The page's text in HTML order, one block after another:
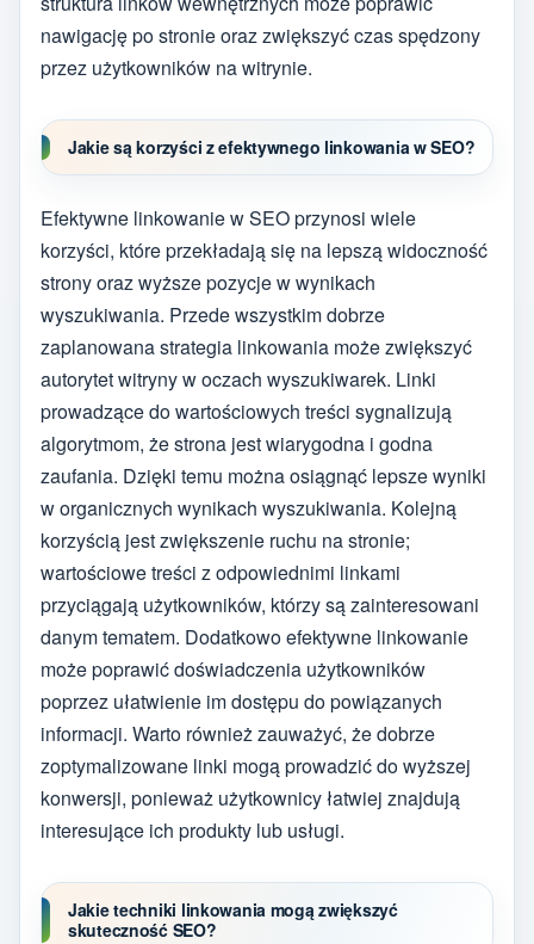
nawigację po stronie oraz zwiększyć czas spędzony
przez użytkowników na witrynie.
Jakie są korzyści z efektywnego linkowania w SEO?
Efektywne linkowanie w SEO przynosi wiele
korzyści, które przekładają się na lepszą widoczność
strony oraz wyższe pozycje w wynikach
wyszukiwania. Przede wszystkim dobrze
zaplanowana strategia linkowania może zwiększyć
autorytet witryny w oczach wyszukiwarek. Linki
prowadzące do wartościowych treści sygnalizują
algorytmom, że strona jest wiarygodna i godna
zaufania. Dzięki temu można osiągnąć lepsze wyniki
w organicznych wynikach wyszukiwania. Kolejną
korzyścią jest zwiększenie ruchu na stronie;
wartościowe treści z odpowiednimi linkami
przyciągają użytkowników, którzy są zainteresowani
danym tematem. Dodatkowo efektywne linkowanie
może poprawić doświadczenia użytkowników
poprzez ułatwienie im dostępu do powiązanych
informacji. Warto również zauważyć, że dobrze
zoptymalizowane linki mogą prowadzić do wyższej
konwersji, ponieważ użytkownicy łatwiej znajdują
interesujące ich produkty lub usługi.
Jakie techniki linkowania mogą zwiększyć
skuteczność SEO?